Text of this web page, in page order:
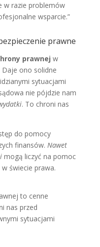
w razie problemów
wsparcie.”
prawne
prawnej w
ono solidne
sytuacjami
nie pójdzie nam
. To chroni nas
do pomocy
finansów. Nawet
mogą liczyć na pomoc
świecie prawa.
to cenne
nas przed
sytuacjami